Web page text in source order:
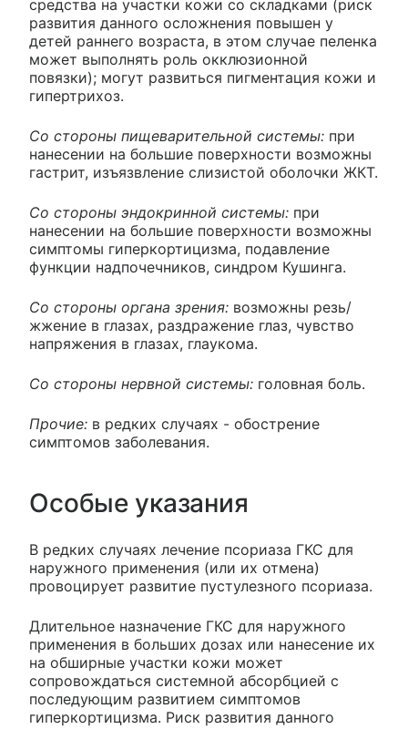
средства на участки кожи со складками (риск
развития данного осложнения повышен у
детей раннего возраста, в этом случае пеленка
может выполнять роль окклюзионной
повязки); могут развиться пигментация кожи и
гипертрихоз.
Со стороны пищеварительной системы: при
нанесении на большие поверхности возможны
гастрит, изъязвление слизистой оболочки ЖКТ.
Со стороны эндокринной системы: при
нанесении на большие поверхности возможны
симптомы гиперкортицизма, подавление
функции надпочечников, синдром Кушинга.
Со стороны органа зрения: возможны резь/
жжение в глазах, раздражение глаз, чувство
напряжения в глазах, глаукома.
Со стороны нервной системы: головная боль.
Прочие: в редких случаях - обострение
симптомов заболевания.
Особые указания
В редких случаях лечение псориаза ГКС для
наружного применения (или их отмена)
провоцирует развитие пустулезного псориаза.
Длительное назначение ГКС для наружного
применения в больших дозах или нанесение их
на обширные участки кожи может
сопровождаться системной абсорбцией с
последующим развитием симптомов
гиперкортицизма. Риск развития данного